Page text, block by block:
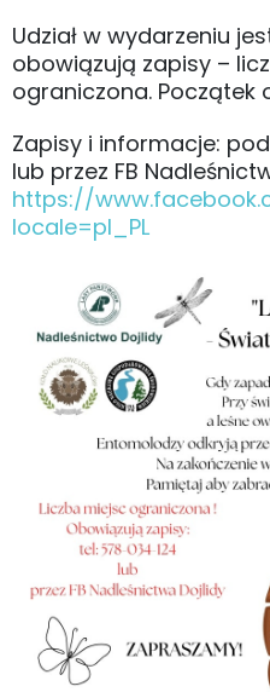
Udział w wydarzeniu
obowiązują zapisy –
ograniczona. Początek
Zapisy i informacje:
lub przez FB
https://
locale=pl_PL